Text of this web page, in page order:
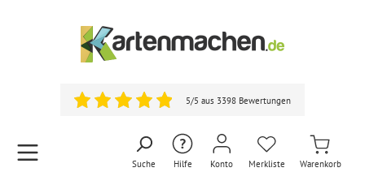
5/5 aus 3398 Bewertungen
Suche Hilfe Konto Merkliste Warenkorb